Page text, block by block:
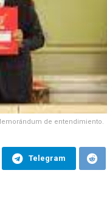
de entendimiento.
Telegram